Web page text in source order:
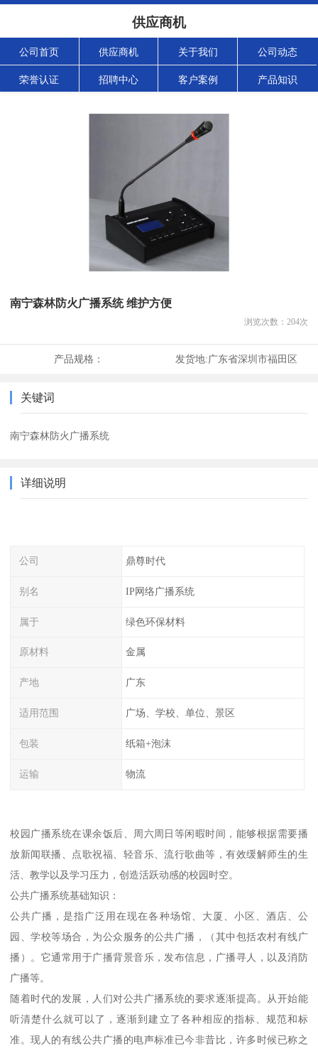
供应商机
公司首页 供应商机 关于我们 公司动态
荣誉认证 招聘中心 客户案例 产品知识
南宁森林防火广播系统 维护方便
浏览次数： 204次
产品规格： 发货地:广东省深圳市福田区
关键词
南宁森林防火广播系统
详细说明
公司 鼎尊时代
别名 IP网络广播系统
属于 绿色环保材料
原材料 金属
产地 广东
适用范围 广场、学校、单位、景区
包装 纸箱+泡沫
运输 物流
校园广播系统在课余饭后、周六周日等闲暇时间，能够根据需要播
放新闻联播、点歌祝福、轻音乐、流行歌曲等，有效缓解师生的生
活、教学以及学习压力，创造活跃动感的校园时空。
公共广播系统基础知识：
公共广播，是指广泛用在现在各种场馆、大厦、小区、酒店、公
园、学校等场合，为公众服务的公共广播，（其中包括农村有线广
播）。它通常用于广播背景音乐，发布信息，广播寻人，以及消防
广播等。
随着时代的发展，人们对公共广播系统的要求逐渐提高。从开始能
听清楚什么就可以了，逐渐到建立了各种相应的指标、规范和标
准。现人的有线公共广播的电声标准已今非昔比，许多时候已称之